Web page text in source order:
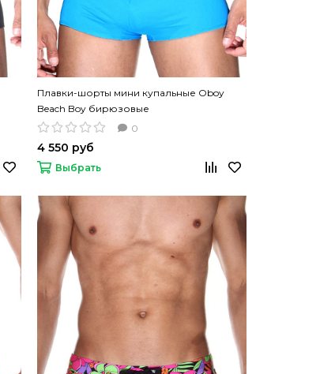
Плавки-шорты мини купальные Oboy
Beach Boy бирюзовые
0
4 550 руб
Выбрать